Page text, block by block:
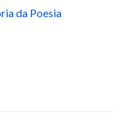
da Poesia